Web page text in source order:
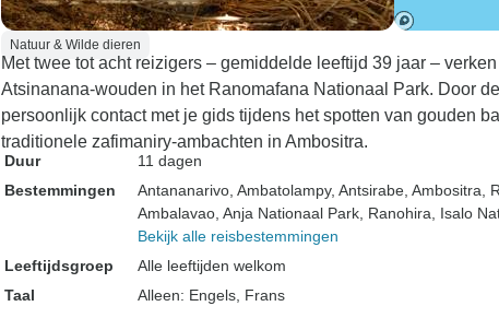
Natuur & Wilde dieren
Met twee tot acht reizigers – gemiddelde leeftijd 39 jaar –
Atsinanana-wouden in het Ranomafana Nationaal Park. Door
persoonlijk contact met je gids tijdens het spotten van gouden
traditionele zafimaniry-ambachten in Ambositra.
Duur
11 dagen
Bestemmingen
Antananarivo , Ambatolampy, Antsirabe , Ambositra ,
Ambalavao , Anja Nationaal Park , Ranohira , Isalo
Bekijk alle reisbestemmingen
Leeftijdsgroep
Alle leeftijden welkom
Taal
Alleen: Engels, Frans